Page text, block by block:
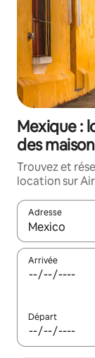
Mexique :
des
Trouvez et
location sur
Adresse
Lorsque les
Arrivée
Départ